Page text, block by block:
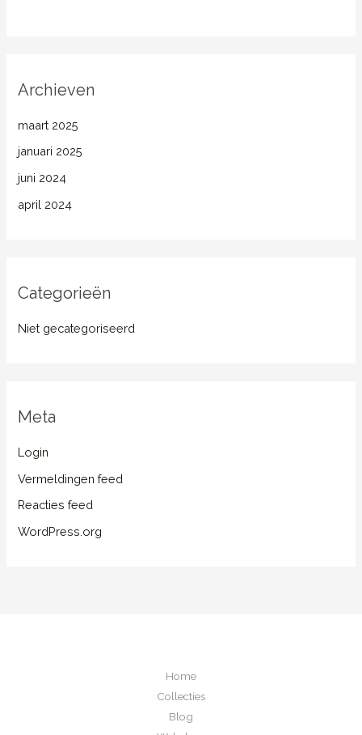
Archieven
maart 2025
januari 2025
juni 2024
april 2024
Categorieën
Niet gecategoriseerd
Meta
Login
Vermeldingen feed
Reacties feed
WordPress.org
Home
Collecties
Blog